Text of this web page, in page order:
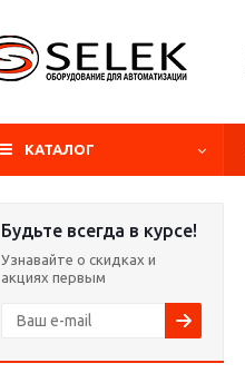
КАТАЛОГ
Будьте всегда в курсе!
Узнавайте о скидках и
акциях первым